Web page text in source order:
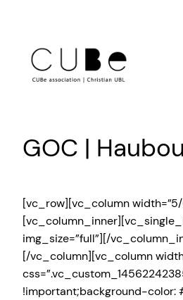
content
GOC |
[vc_row][vc_column
img_size=”full”][/
[/vc_column][vc_column
!important;background-color: